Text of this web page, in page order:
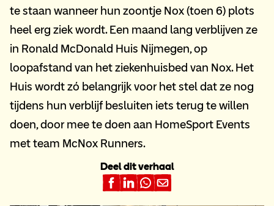
te staan wanneer hun zoontje Nox (toen 6) plots
heel erg ziek wordt. Een maand lang verblijven ze
in Ronald McDonald Huis Nijmegen, op
loopafstand van het ziekenhuisbed van Nox. Het
Huis wordt zó belangrijk voor het stel dat ze nog
tijdens hun verblijf besluiten iets terug te willen
doen, door mee te doen aan HomeSport Events
met team McNox Runners.
Deel dit verhaal